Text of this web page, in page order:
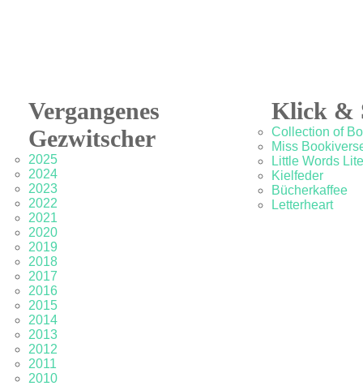
Vergangenes
Gezwitscher
2025
2024
2023
2022
2021
2020
2019
2018
2017
2016
2015
2014
2013
2012
2011
2010
Klick &
Collection of
Miss
Little Words
Kielfeder
Bücherkaffee
Letterheart